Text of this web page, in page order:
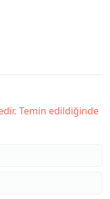
Temin edildiğinde